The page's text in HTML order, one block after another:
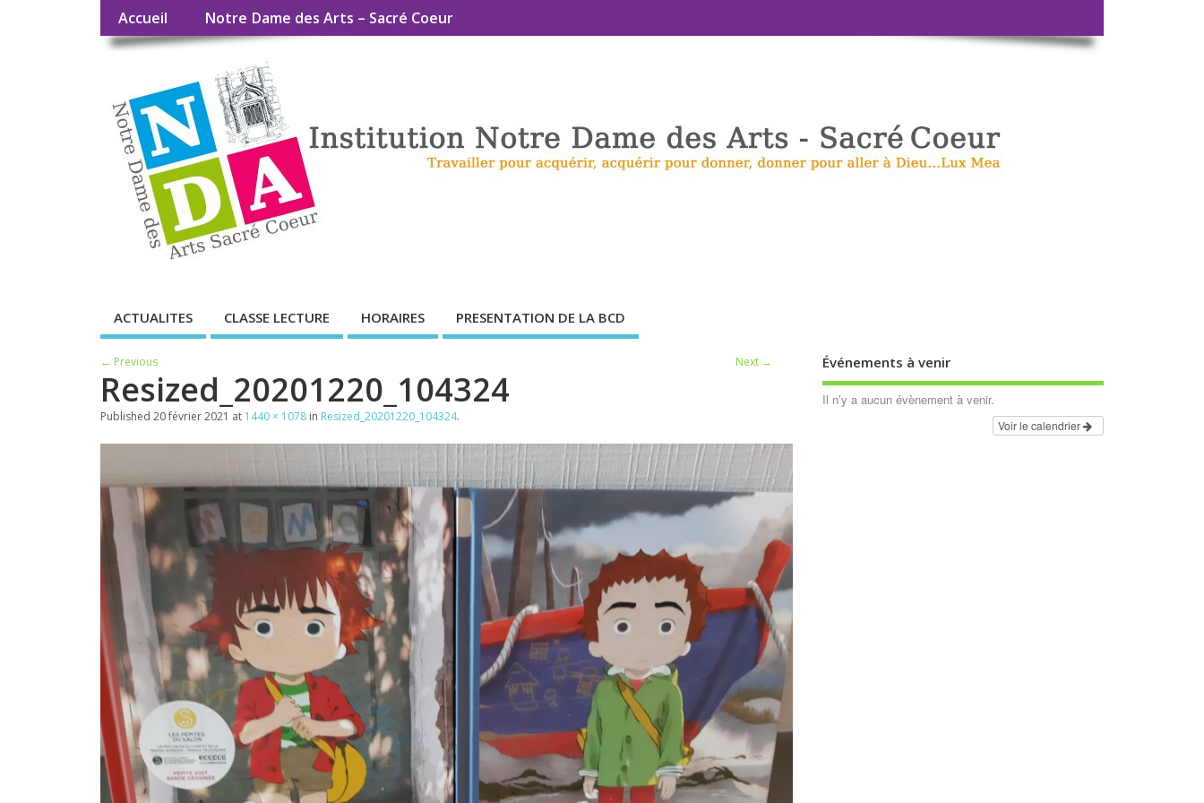
Accueil Notre Dame des Arts – Sacré Coeur
ACTUALITES CLASSE LECTURE HORAIRES PRESENTATION DE LA BCD
← Previous Next →
Resized_20201220_104324
Published 20 février 2021 at 1440 × 1078 in Resized_20201220_104324.
Événements à venir
Il n’y a aucun évènement à venir.
Voir le calendrier